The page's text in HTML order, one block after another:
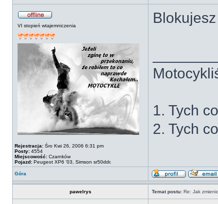
VI stopień wtajemniczenia
Rejestracja: Śro Kwi 26, 2006 6:31 pm
Posty: 4554
Miejscowość: Czarnków
Pojazd: Peugeot XP6 '03, Simson sr50ddr.
1. Tych
2. Tych
Góra
pawelrys Temat postu: Re: Jak